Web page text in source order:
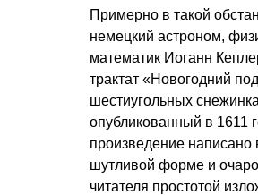
Примерно в такой
немецкий астроном,
математик Иоганн
трактат «Новогодний
шестиугольных
опубликованный в 1611
произведение написано
шутливой форме и
читателя простотой